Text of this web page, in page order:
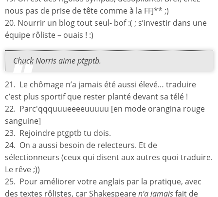
nous pas de prise de tête comme à la FFJ** ;)
20. Nourrir un blog tout seul- bof :( ; s’investir dans une
équipe rôliste – ouais ! :)
Chuck Norris aime ptgptb.
21. Le chômage n’a jamais été aussi élevé… traduire
c’est plus sportif que rester planté devant sa télé !
22. Parc'qqquuueeeeuuuuu [en mode orangina rouge
sanguine]
23. Rejoindre ptgptb tu dois.
24. On a aussi besoin de relecteurs. Et de
sélectionneurs (ceux qui disent aux autres quoi traduire.
Le rêve ;))
25. Pour améliorer votre anglais par la pratique, avec
des textes rôlistes, car Shakespearen’a jamaisfait de